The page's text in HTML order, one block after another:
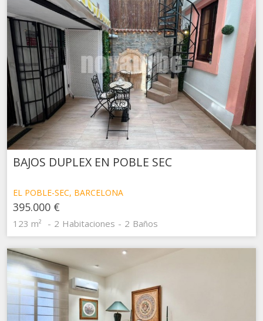
BAJOS DUPLEX EN POBLE SEC
EL POBLE-SEC, BARCELONA
395.000 €
123 m² 2 Habitaciones 2 Baños
Modificar cookies
Técnicas y funcionales